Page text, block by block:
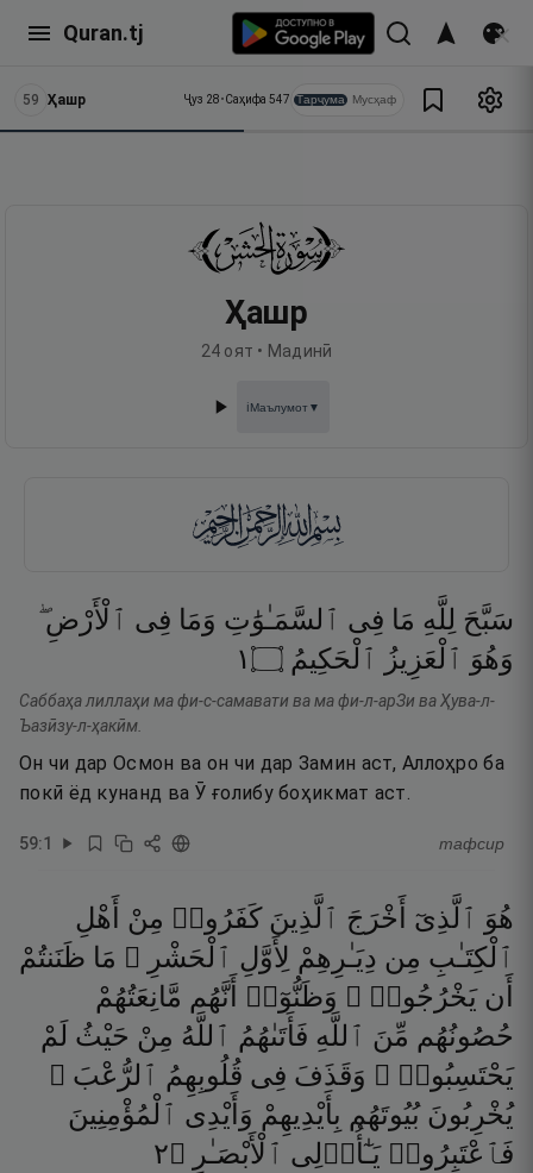
Quran.tj
59 Ҳашр Ҷуз 28•Саҳифа 547 Тарҷума Мусҳаф
Ҳашр
24 оят • Мадинӣ
ℹ️Маълумот▼
سَبَّحَ لِلَّهِ مَا فِى ٱلسَّمَـٰوَٰتِ وَمَا فِى ٱلْأَرْضِ ۖ
وَهُوَ ٱلْعَزِيزُ ٱلْحَكِيمُ ۝١
Саббаҳа лиллаҳи ма фи-с-самавати ва ма фи-л-арЗи ва Ҳува-л-
Ъазӣзу-л-ҳакӣм.
Он чи дар Осмон ва он чи дар Замин аст, Аллоҳро ба
покӣ ёд кунанд ва Ӯ ғолибу боҳикмат аст.
59:1 тафсир
هُوَ ٱلَّذِىٓ أَخْرَجَ ٱلَّذِينَ كَفَرُوا۟ مِنْ
أَهْلِ
ٱلْكِتَـٰبِ مِن دِيَـٰرِهِمْ لِأَوَّلِ ٱلْحَشْرِ ۚ مَا ظَنَنتُمْ
أَن يَخْرُجُوا۟ ۖ وَظَنُّوٓا۟ أَنَّهُم مَّانِعَتُهُمْ
حُصُونُهُم مِّنَ ٱللَّهِ فَأَتَىٰهُمُ ٱللَّهُ مِنْ حَيْثُ لَمْ
يَحْتَسِبُوا۟ ۖ وَقَذَفَ فِى قُلُوبِهِمُ ٱلرُّعْبَ ۚ
يُخْرِبُونَ بُيُوتَهُم بِأَيْدِيهِمْ وَأَيْدِى ٱلْمُؤْمِنِينَ
فَٱعْتَبِرُوا۟ يَـٰٓأُو۟لِى ٱلْأَبْصَـٰرِ ۝٢